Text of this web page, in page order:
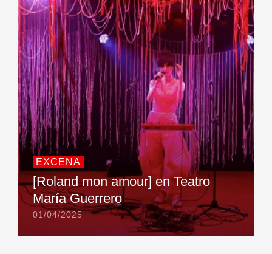
EXCENA
[Roland mon amour] en Teatro
María Guerrero
01/04/2025